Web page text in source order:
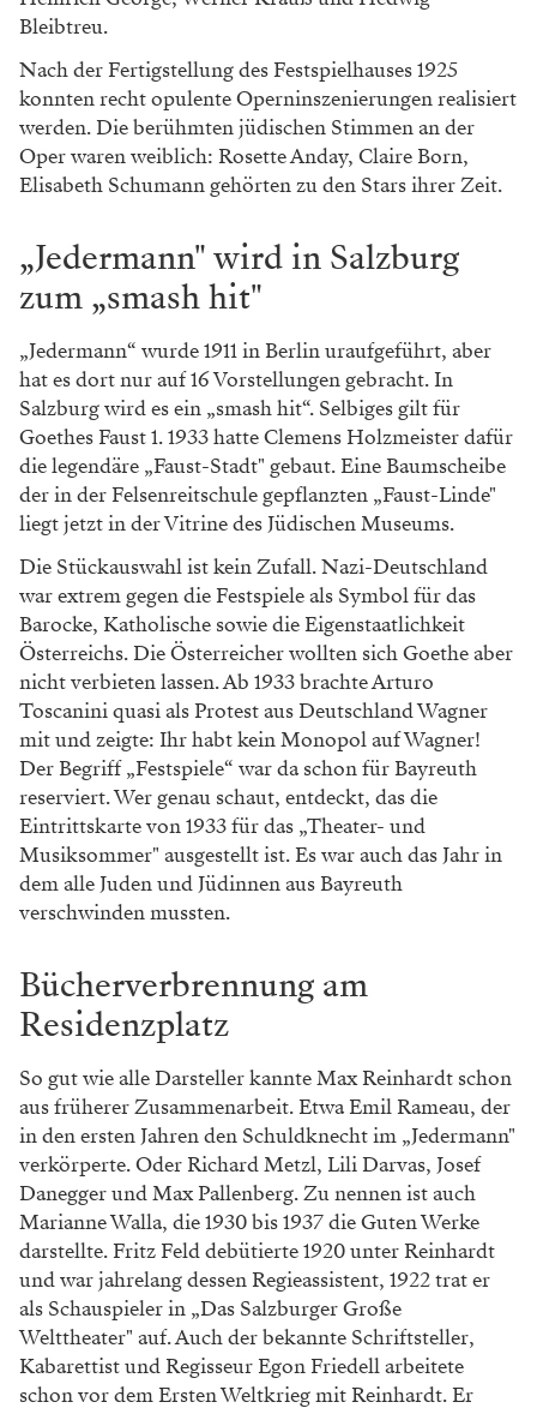
Bleibtreu.
Nach der Fertigstellung des Festspielhauses 1925
konnten recht opulente Operninszenierungen realisiert
werden. Die berühmten jüdischen Stimmen an der
Oper waren weiblich: Rosette Anday, Claire Born,
Elisabeth Schumann gehörten zu den Stars ihrer Zeit.
„Jedermann" wird in Salzburg
zum „smash hit"
„Jedermann“ wurde 1911 in Berlin uraufgeführt, aber
hat es dort nur auf 16 Vorstellungen gebracht. In
Salzburg wird es ein „smash hit“. Selbiges gilt für
Goethes Faust 1. 1933 hatte Clemens Holzmeister dafür
die legendäre „Faust-Stadt" gebaut. Eine Baumscheibe
der in der Felsenreitschule gepflanzten „Faust-Linde"
liegt jetzt in der Vitrine des Jüdischen Museums.
Die Stückauswahl ist kein Zufall. Nazi-Deutschland
war extrem gegen die Festspiele als Symbol für das
Barocke, Katholische sowie die Eigenstaatlichkeit
Österreichs. Die Österreicher wollten sich Goethe aber
nicht verbieten lassen. Ab 1933 brachte Arturo
Toscanini quasi als Protest aus Deutschland Wagner
mit und zeigte: Ihr habt kein Monopol auf Wagner!
Der Begriff „Festspiele“ war da schon für Bayreuth
reserviert. Wer genau schaut, entdeckt, das die
Eintrittskarte von 1933 für das „Theater- und
Musiksommer" ausgestellt ist. Es war auch das Jahr in
dem alle Juden und Jüdinnen aus Bayreuth
verschwinden mussten.
Bücherverbrennung am
Residenzplatz
So gut wie alle Darsteller kannte Max Reinhardt schon
aus früherer Zusammenarbeit. Etwa Emil Rameau, der
in den ersten Jahren den Schuldknecht im „Jedermann"
verkörperte. Oder Richard Metzl, Lili Darvas, Josef
Danegger und Max Pallenberg. Zu nennen ist auch
Marianne Walla, die 1930 bis 1937 die Guten Werke
darstellte. Fritz Feld debütierte 1920 unter Reinhardt
und war jahrelang dessen Regieassistent, 1922 trat er
als Schauspieler in „Das Salzburger Große
Welttheater" auf. Auch der bekannte Schriftsteller,
Kabarettist und Regisseur Egon Friedell arbeitete
schon vor dem Ersten Weltkrieg mit Reinhardt. Er